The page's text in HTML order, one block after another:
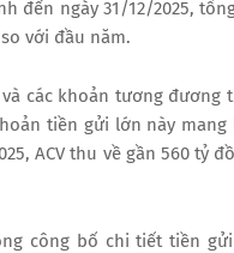
đến ngày 31/12/2025,
với đầu năm.
các khoản tương đương
tiền gửi lớn này
ACV thu về gần 560 tỷ
công bố chi tiết tiền